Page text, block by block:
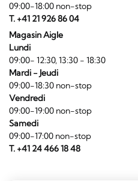
09:00-18:00 non-stop
T. +41 21 926 86 04
Magasin Aigle
Lundi
09:00- 12:30, 13:30 - 18:30
Mardi - Jeudi
09:00-18:30 non-stop
Vendredi
09:00-19:00 non-stop
Samedi
09:00-17:00 non-stop
T. +41 24 466 18 48